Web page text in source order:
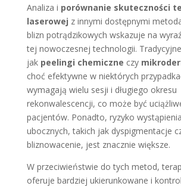
Analiza i porównanie skuteczności
laserowej z innymi dostępnymi
blizn potrądzikowych wskazuje na
tej nowoczesnej technologii.
jak peelingi chemiczne czy
choć efektywne w niektórych
wymagają wielu sesji i długiego okresu
rekonwalescencji, co może być
pacjentów. Ponadto, ryzyko
ubocznych, takich jak dyspigmentacje
bliznowacenie, jest znacznie większe.
W przeciwieństwie do tych metod,
oferuje bardziej ukierunkowane i